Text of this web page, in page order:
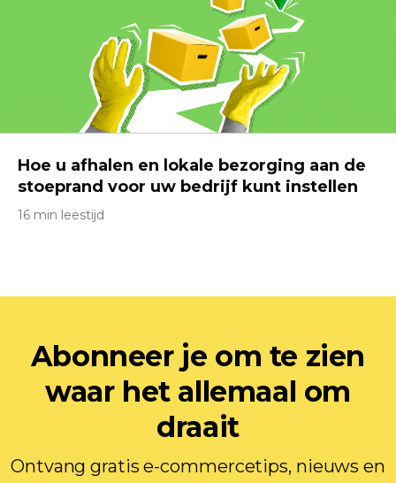
Hoe u afhalen en lokale bezorging aan de
stoeprand voor uw bedrijf kunt instellen
16 min leestijd
Abonneer je om te zien
waar het allemaal om
draait
Ontvang gratis e-commercetips, nieuws en